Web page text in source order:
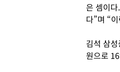
은 셈이
다”며 “
김석 삼
원으로